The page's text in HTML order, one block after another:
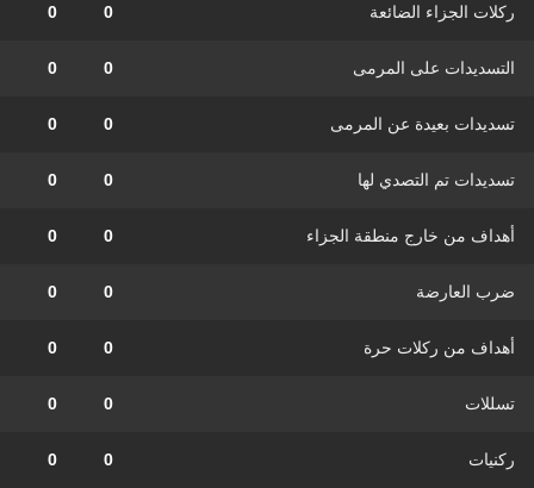
ركلات الجزاء الضائعة 0
0
التسديدات على المرمى 0
0
تسديدات بعيدة عن المرمى 0
0
تسديدات تم التصدي لها 0
0
أهداف من خارج منطقة الجزاء 0
0
ضرب العارضة 0
0
أهداف من ركلات حرة 0
0
تسللات 0
0
ركنيات 0
0